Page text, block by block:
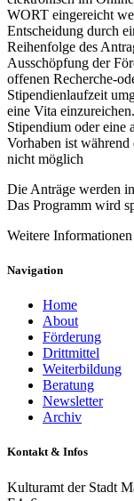
WORT eingereicht
Entscheidung durch
Reihenfolge des
Ausschöpfung der
offenen Recherche-
Stipendienlaufzeit
eine Vita
Stipendium oder eine
Vorhaben ist
nicht möglich
Die Anträge werden
Das Programm wird
Weitere
Navigation
Home
About
Förderung
Drittmittel
Weiterbildung
Beratung
Newsletter
Archiv
Kontakt & Infos
Kulturamt der Stadt